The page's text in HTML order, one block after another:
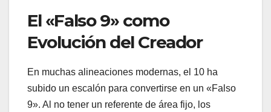
El «Falso 9» como
Evolución del Creador
En muchas alineaciones modernas, el 10 ha
subido un escalón para convertirse en un «Falso
9». Al no tener un referente de área fijo, los